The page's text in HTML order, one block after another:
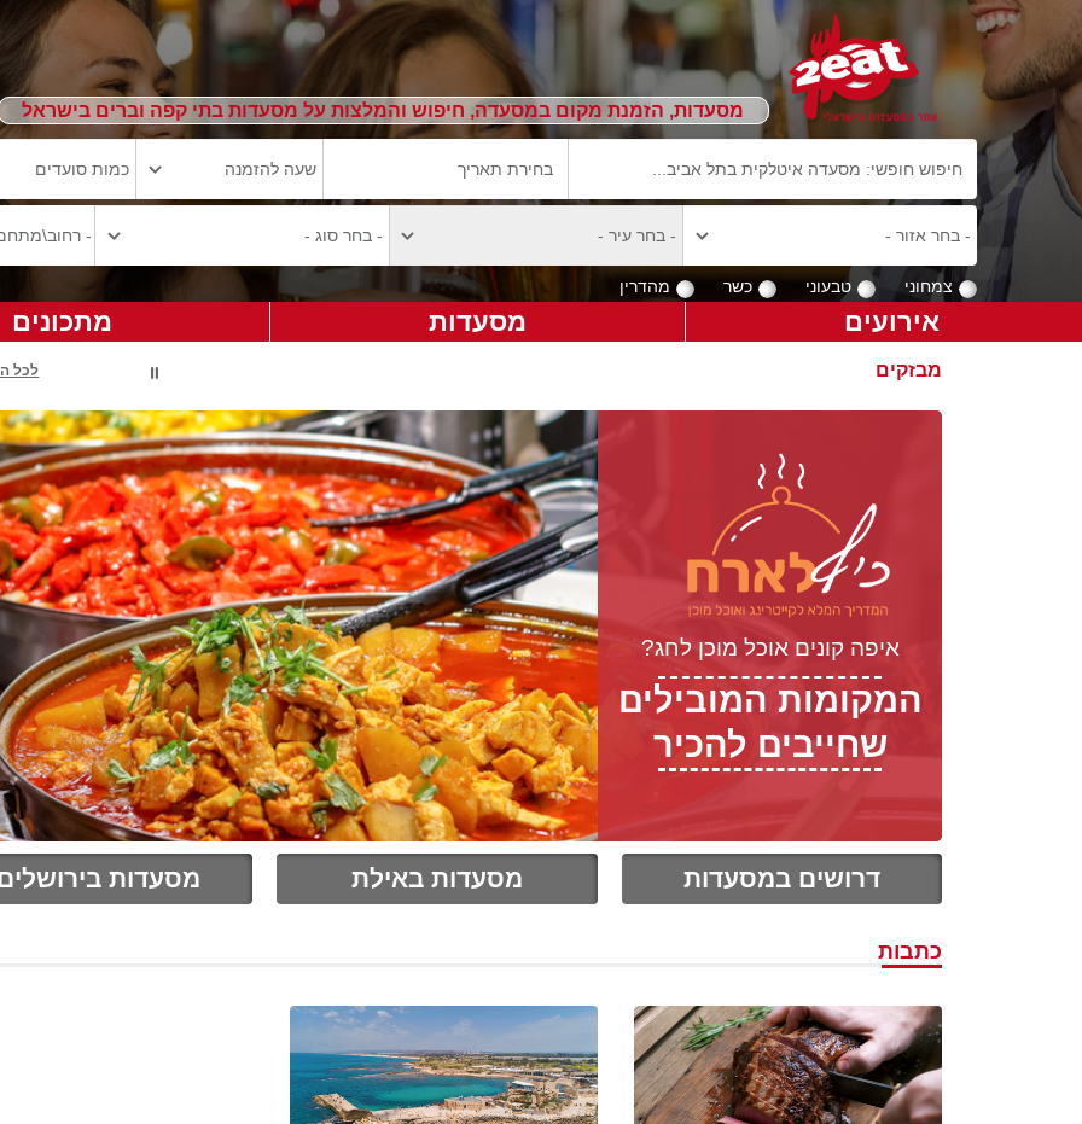
מסעדות, הזמנת מקום במסעדה, חיפוש והמלצות על מסעדות בתי קפה וברים בישראל
צמחוני טבעוני כשר מהדרין
אירועים מסעדות מתכונים
מבזקים לכל
איפה קונים אוכל מוכן לחג?
המקומות המובילים
שחייבים להכיר
דרושים במסעדות מסעדות באילת מסעדות
כתבות